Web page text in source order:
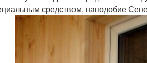
средством, наподобие